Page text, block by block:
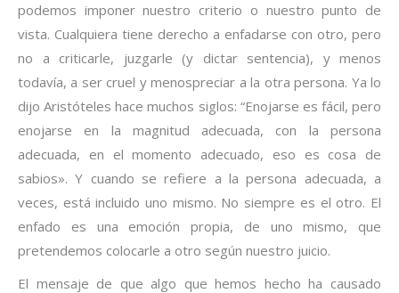
podemos imponer nuestro criterio o nuestro punto de
vista. Cualquiera tiene derecho a enfadarse con otro, pero
no a criticarle, juzgarle (y dictar sentencia), y menos
todavía, a ser cruel y menospreciar a la otra persona. Ya lo
dijo Aristóteles hace muchos siglos: “Enojarse es fácil, pero
enojarse en la magnitud adecuada, con la persona
adecuada, en el momento adecuado, eso es cosa de
sabios». Y cuando se refiere a la persona adecuada, a
veces, está incluido uno mismo. No siempre es el otro. El
enfado es una emoción propia, de uno mismo, que
pretendemos colocarle a otro según nuestro juicio.
El mensaje de que algo que hemos hecho ha causado